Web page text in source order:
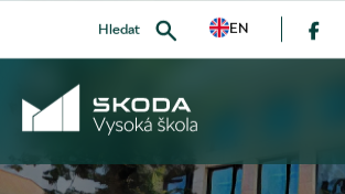
Hledat EN